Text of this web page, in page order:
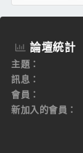
論壇統計
主題
訊息
會員
新加入的會員